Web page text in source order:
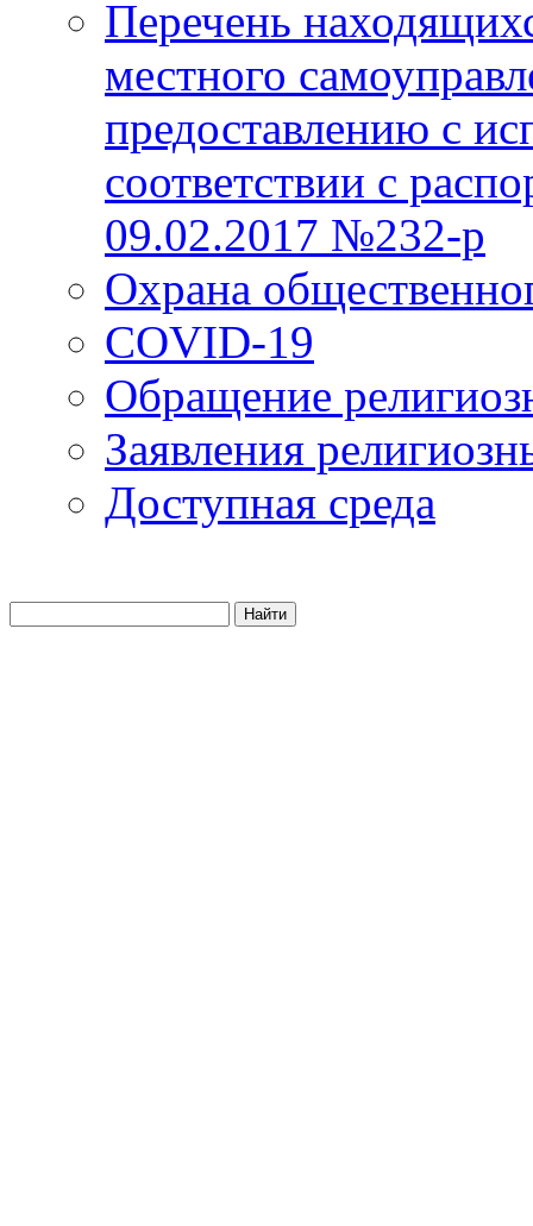
Перечень
местного
предоставлению с
соответствии с
09.02.2017 №232-р
Охрана
COVID-19
Обращение
Заявления
Доступная среда
Найти